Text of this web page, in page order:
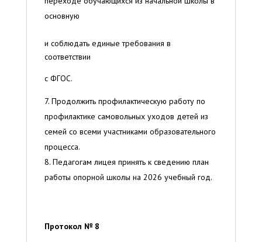
основную
и соблюдать единые требования в
соответствии
с ФГОС.
Продолжить профилактическую работу по
профилактике самовольных уходов детей из
семей со всеми участниками образовательного
процесса.
Педагогам лицея принять к сведению план
работы опорной школы на 2026 учебный год.
Протокол № 8